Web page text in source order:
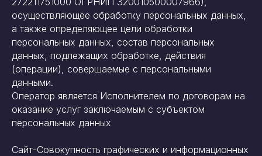
осуществляющее обработку персональных данных,
а также определяющее цели обработки
персональных данных, состав персональных
данных, подлежащих обработке, действия
(операции), совершаемые с персональными
данными.
Оператор является Исполнителем по договорам на
оказание услуг заключаемым с субъектом
персональных данных
Сайт-Совокупность графических и информационных